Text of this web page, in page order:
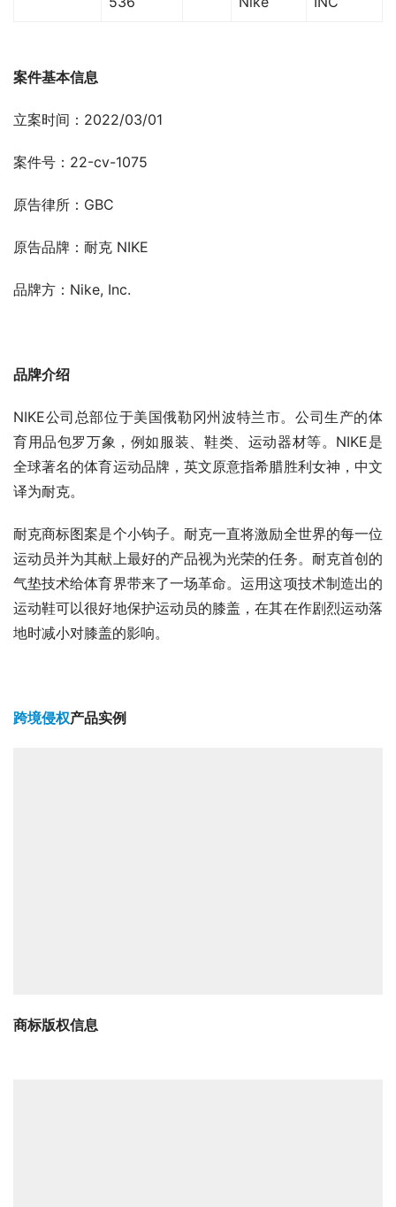
案件基本信息
立案时间：2022/03/01
案件号：22-cv-1075
原告律所：GBC
原告品牌：耐克 NIKE
品牌方：Nike, Inc.
品牌介绍
NIKE公司总部位于美国俄勒冈州波特兰市。公司生产的体
育用品包罗万象，例如服装、鞋类、运动器材等。NIKE是
全球著名的体育运动品牌，英文原意指希腊胜利女神，中文
译为耐克。
耐克商标图案是个小钩子。耐克一直将激励全世界的每一位
运动员并为其献上最好的产品视为光荣的任务。耐克首创的
气垫技术给体育界带来了一场革命。运用这项技术制造出的
运动鞋可以很好地保护运动员的膝盖，在其在作剧烈运动落
地时减小对膝盖的影响。
跨境侵权产品实例
商标版权信息